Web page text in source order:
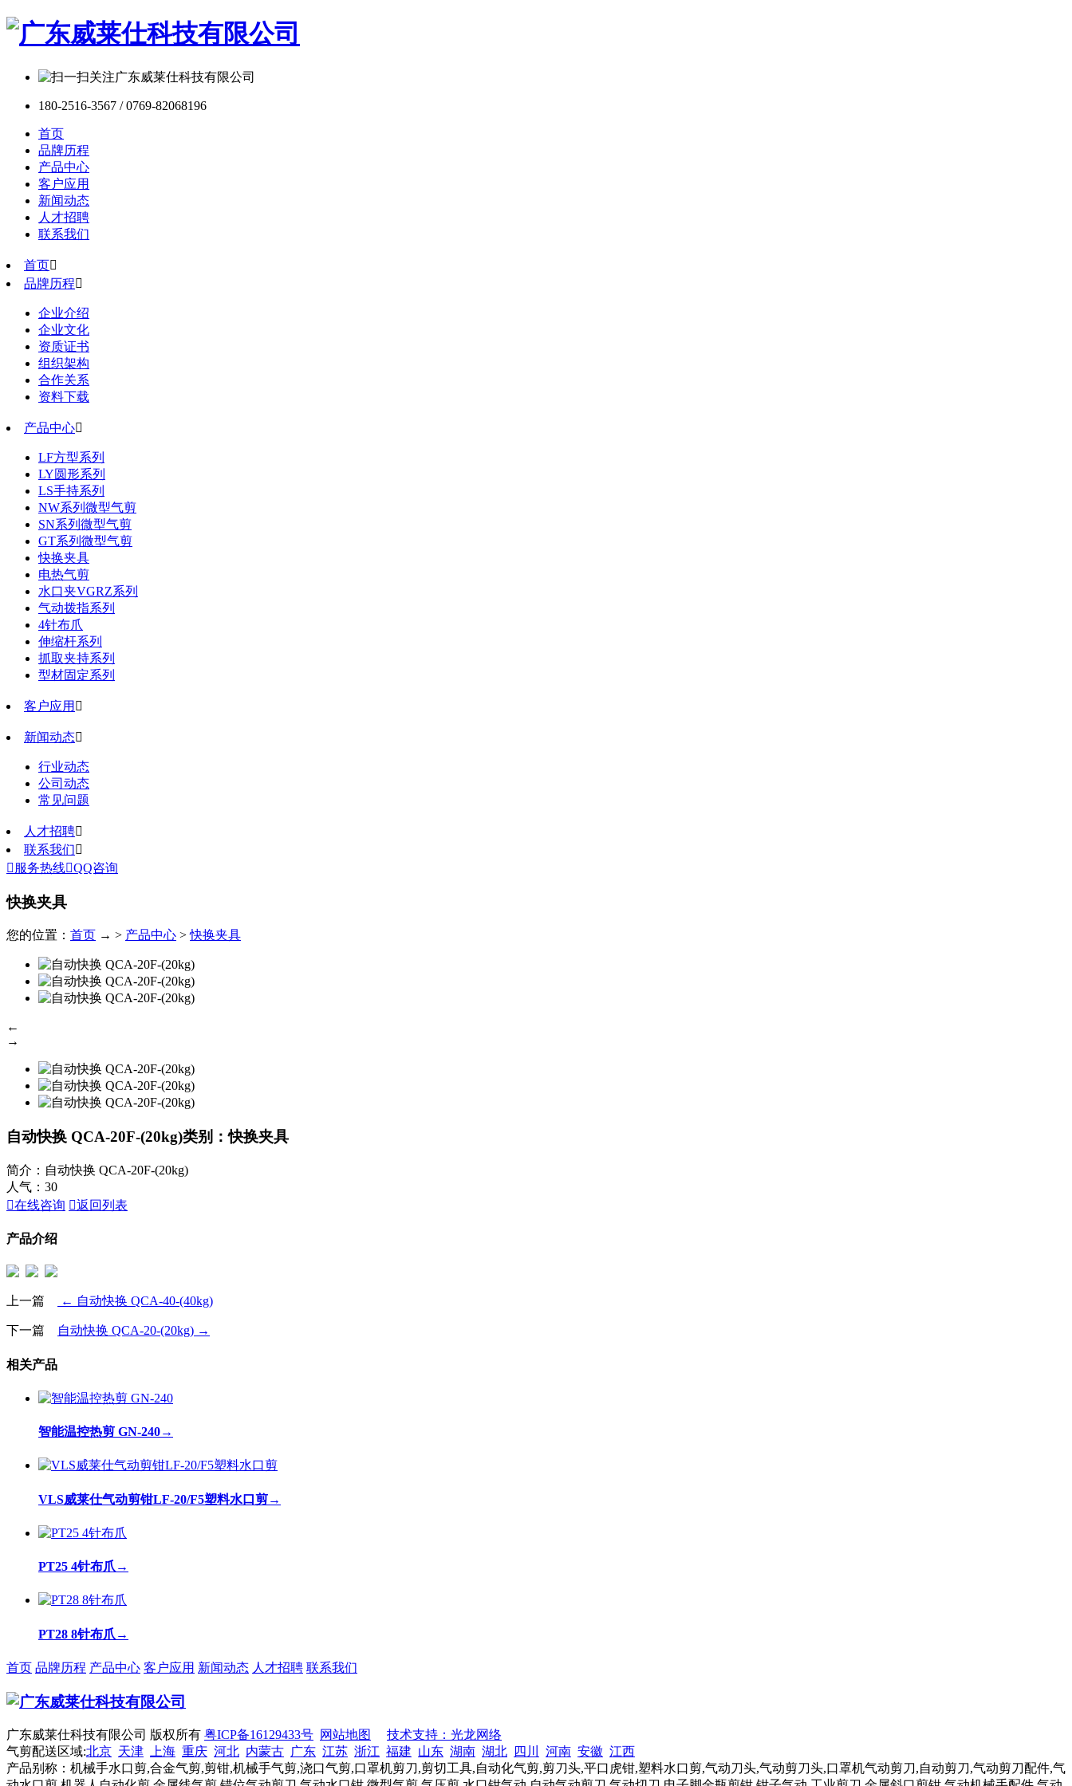
180-2516-3567 / 0769-82068196
首页
品牌历程
产品中心
客户应用
新闻动态
人才招聘
联系我们
首页
品牌历程
企业介绍
企业文化
资质证书
组织架构
合作关系
资料下载
产品中心
LF方型系列
LY圆形系列
LS手持系列
NW系列微型气剪
SN系列微型气剪
GT系列微型气剪
快换夹具
电热气剪
水口夹VGRZ系列
气动拨指系列
4针布爪
伸缩杆系列
抓取夹持系列
型材固定系列
客户应用 
新闻动态
行业动态
公司动态
常见问题
人才招聘
联系我们
 服务热线QQ咨询
快换夹具
您的位置： 首页 → > 产品中心 >快换夹具
←
→
自动快换 QCA-20F-(20kg)类别：快换夹具
简介：自动快换 QCA-20F-(20kg)
人气： 30
在线咨询 返回列表
产品介绍
上一篇 ← 自动快换 QCA-40-(40kg)
下一篇 自动快换 QCA-20-(20kg) →
相关产品
智能温控热剪 GN-240→
VLS威莱仕气动剪钳LF-20/F5塑料水口剪→
PT25 4针布爪 →
PT28 8针布爪 →
首页 品牌历程 产品中心 客户应用 新闻动态 人才招聘 联系我们
广东威莱仕科技有限公司 版权所有 粤ICP备16129433号 网站地图
技术支持：光龙网络
气剪配送区域:北京 天津 上海 重庆 河北 内蒙古 广东 江苏 浙江 福建 山东 湖南 湖北 四川 河南 安徽 江西
产品别称：机械手水口剪,合金气剪,剪钳,机械手气剪,浇口气剪,口罩机剪刀,剪切工具,自动化气剪,剪刀头,平口虎钳,塑料水口剪,气动刀头,气动剪刀头,口罩机气动剪刀,自动剪刀,气动剪刀配件,气